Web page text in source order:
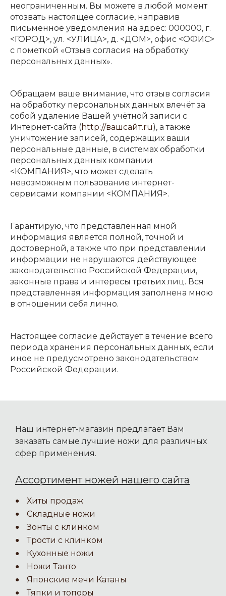
неограниченным. Вы можете в любой момент
отозвать настоящее согласие, направив
письменное уведомления на адрес: 000000, г.
<ГОРОД>, ул. <УЛИЦА>, д. <ДОМ>, офис <ОФИС>
с пометкой «Отзыв согласия на обработку
персональных данных».
Обращаем ваше внимание, что отзыв согласия
на обработку персональных данных влечёт за
собой удаление Вашей учётной записи с
Интернет-сайта (http://вашсайт.ru), а также
уничтожение записей, содержащих ваши
персональные данные, в системах обработки
персональных данных компании
<КОМПАНИЯ>, что может сделать
невозможным пользование интернет-
сервисами компании <КОМПАНИЯ>.
Гарантирую, что представленная мной
информация является полной, точной и
достоверной, а также что при представлении
информации не нарушаются действующее
законодательство Российской Федерации,
законные права и интересы третьих лиц. Вся
представленная информация заполнена мною
в отношении себя лично.
Настоящее согласие действует в течение всего
периода хранения персональных данных, если
иное не предусмотрено законодательством
Российской Федерации.
Наш интернет-магазин предлагает Вам
заказать самые лучшие ножи для различных
сфер применения.
Ассортимент ножей нашего сайта
Хиты продаж
Складные ножи
Зонты с клинком
Трости с клинком
Кухонные ножи
Ножи Танто
Японские мечи Катаны
Тяпки и топоры